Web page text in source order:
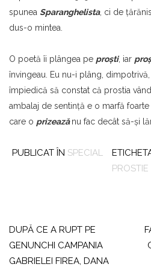
spunea Sparanghelista, ci de
dus-o mintea.
O poetă îi plângea pe proşti, iar
învingeau. Eu nu-i plâng,
împiedică să constat că prostia
ambalaj de sentinţă e o marfă foarte
care o prizeazănu fac decât să-şi
PUBLICAT ÎN SPECIAL
PROSTIE
în
articole
DUPĂ CE A RUPT PE
GENUNCHI CAMPANIA
GABRIELEI FIREA, DANA